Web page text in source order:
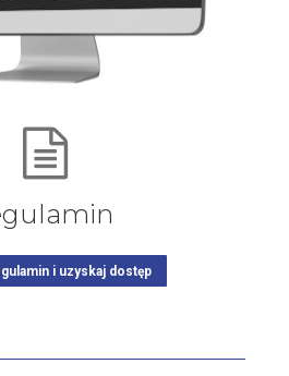
i uzyskaj dostęp